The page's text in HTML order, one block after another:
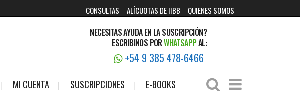
CONSULTAS ALÍCUOTAS DE IIBB QUIENES SOMOS
NECESITAS AYUDA EN LA SUSCRIPCIÓN?
ESCRIBINOS PORWHATSAPPAL:
+54 9 385 478-6466
MI CUENTA SUSCRIPCIONES E-BOOKS